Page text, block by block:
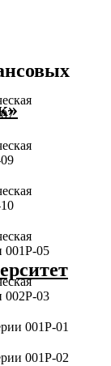
001Р-05
002Р-03
001P-01
001P-02